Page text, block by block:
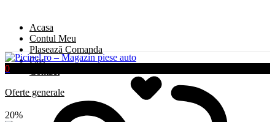
Acasa
Contul Meu
Plasează Comanda
Coș
Oferte generale
20%
0